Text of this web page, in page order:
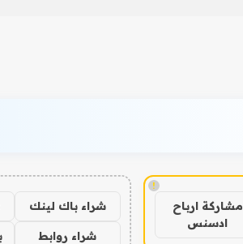
!
مشاركة ارباح
ادسنس
شراء باك لينك
شراء روابط